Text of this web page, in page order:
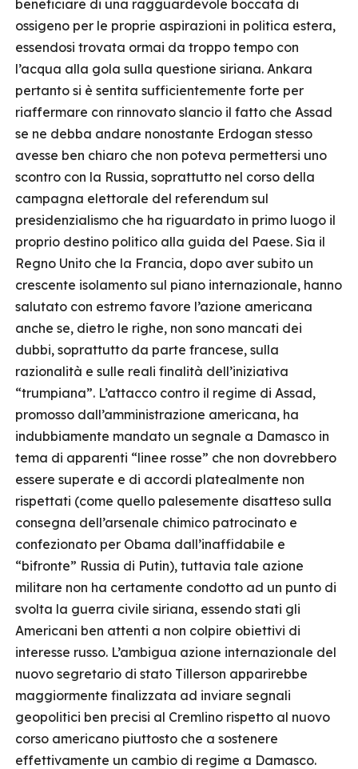
beneficiare di una ragguardevole boccata di
ossigeno per le proprie aspirazioni in politica estera,
essendosi trovata ormai da troppo tempo con
l’acqua alla gola sulla questione siriana. Ankara
pertanto si è sentita sufficientemente forte per
riaffermare con rinnovato slancio il fatto che Assad
se ne debba andare nonostante Erdogan stesso
avesse ben chiaro che non poteva permettersi uno
scontro con la Russia, soprattutto nel corso della
campagna elettorale del referendum sul
presidenzialismo che ha riguardato in primo luogo il
proprio destino politico alla guida del Paese. Sia il
Regno Unito che la Francia, dopo aver subito un
crescente isolamento sul piano internazionale, hanno
salutato con estremo favore l’azione americana
anche se, dietro le righe, non sono mancati dei
dubbi, soprattutto da parte francese, sulla
razionalità e sulle reali finalità dell’iniziativa
“trumpiana”. L’attacco contro il regime di Assad,
promosso dall’amministrazione americana, ha
indubbiamente mandato un segnale a Damasco in
tema di apparenti “linee rosse” che non dovrebbero
essere superate e di accordi platealmente non
rispettati (come quello palesemente disatteso sulla
consegna dell’arsenale chimico patrocinato e
confezionato per Obama dall’inaffidabile e
“bifronte” Russia di Putin), tuttavia tale azione
militare non ha certamente condotto ad un punto di
svolta la guerra civile siriana, essendo stati gli
Americani ben attenti a non colpire obiettivi di
interesse russo. L’ambigua azione internazionale del
nuovo segretario di stato Tillerson apparirebbe
maggiormente finalizzata ad inviare segnali
geopolitici ben precisi al Cremlino rispetto al nuovo
corso americano piuttosto che a sostenere
effettivamente un cambio di regime a Damasco.